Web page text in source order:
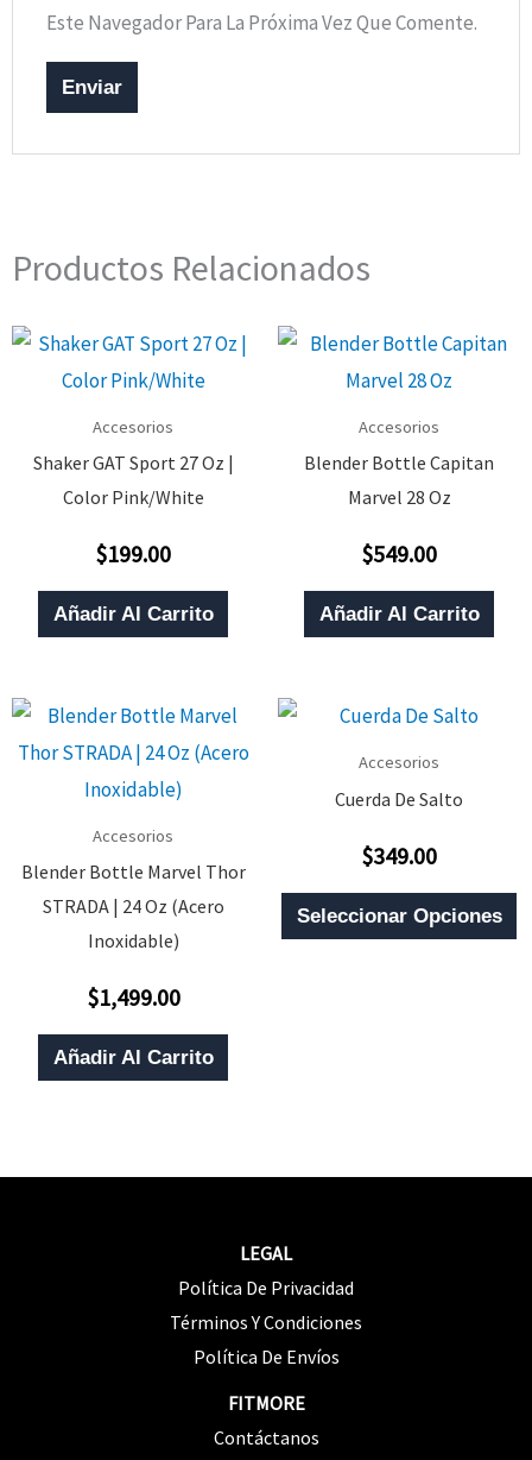
Este Navegador Para La Próxima Vez Que Comente.
Productos Relacionados
Accesorios
Shaker GAT Sport 27 Oz |
Color Pink/White
Valorado
0
De
5
$199.00
Añadir Al Carrito
Accesorios
Blender Bottle Capitan
Marvel 28 Oz
Valorado
0
De
5
$549.00
Añadir Al Carrito
Accesorios
Blender Bottle Marvel Thor
STRADA | 24 Oz (Acero
Inoxidable)
Valorado
Con
0
De
5
$1,499.00
Añadir Al Carrito
Accesorios
Cuerda De Salto
Valorado
0
De
5
$349.00
Seleccionar Opciones
LEGAL
Política De Privacidad
Términos Y Condiciones
Política De Envíos
FITMORE
Contáctanos